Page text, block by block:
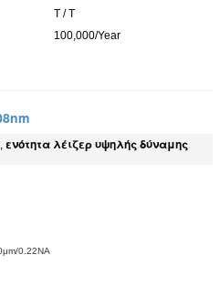
T / T
100,000/Year
, ενότητα λέιζερ υψηλής δύναμης
0.22NA